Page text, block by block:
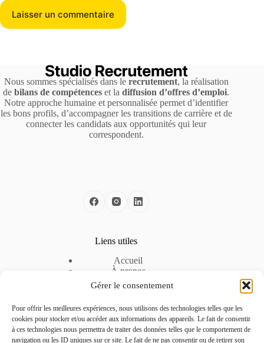
Gérer le consentement
Pour offrir les meilleures expériences, nous utilisons des technologies telles que les
cookies pour stocker et/ou accéder aux informations des appareils. Le fait de consentir
à ces technologies nous permettra de traiter des données telles que le comportement de
navigation ou les ID uniques sur ce site. Le fait de ne pas consentir ou de retirer son
Laisser un commentaire
Nous sommes spécialisés dans le recrutement, la réalisation
debilans de compétences et ladiffusion d’offres d’emploi.
Notre approche humaine et personnalisée permet d’identifier
les bons profils, d’accompagner les transitions de carrière et de
connecter les candidats aux opportunités qui leur
correspondent.
Liens utiles
Accueil
À propos
Nos solutions
Mentions légales
Politique de cookies
Politique de confidentialité